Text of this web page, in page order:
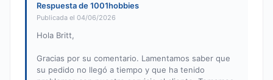
Respuesta de 1001hobbies
Publicada el 04/06/2026
Hola Britt,
Gracias por su comentario. Lamentamos saber que
su pedido no llegó a tiempo y que ha tenido